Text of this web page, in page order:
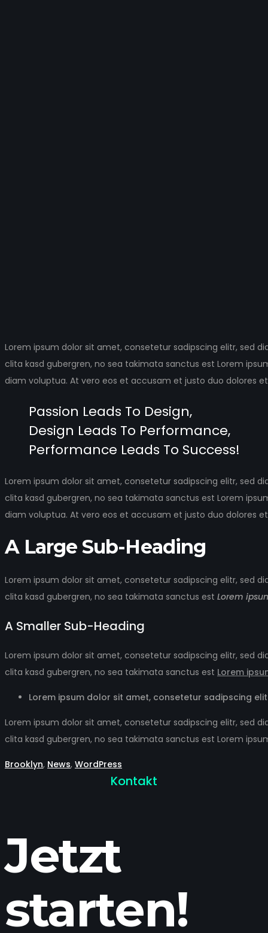
Lorem ipsum dolor sit amet, consetetur sadipscing elitr, sed
clita kasd gubergren, no sea takimata sanctus est Lorem
diam voluptua. At vero eos et accusam et justo duo dolores
Passion Leads To Design,
Design Leads To Performance,
Performance Leads To Success!
Lorem ipsum dolor sit amet, consetetur sadipscing elitr, sed
clita kasd gubergren, no sea takimata sanctus est Lorem
diam voluptua. At vero eos et accusam et justo duo dolores
A Large Sub-Heading
Lorem ipsum dolor sit amet, consetetur sadipscing elitr, sed
clita kasd gubergren, no sea takimata sanctus est Lorem
A Smaller Sub-Heading
Lorem ipsum dolor sit amet, consetetur sadipscing elitr, sed
clita kasd gubergren, no sea takimata sanctus est Lorem
Lorem ipsum dolor sit amet, consetetur sadipscing
Lorem ipsum dolor sit amet, consetetur sadipscing elitr, sed
clita kasd gubergren, no sea takimata sanctus est Lorem
Brooklyn, News, WordPress
Kontakt
Jetzt
starten!